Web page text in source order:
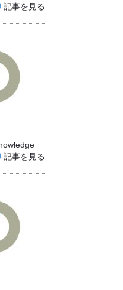
記事を見る
記事を見る